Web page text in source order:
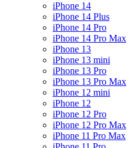
iPhone 14
iPhone 14 Plus
iPhone 14 Pro
iPhone 14 Pro Max
iPhone 13
iPhone 13 mini
iPhone 13 Pro
iPhone 13 Pro Max
iPhone 12 mini
iPhone 12
iPhone 12 Pro
iPhone 12 Pro Max
iPhone 11 Pro Max